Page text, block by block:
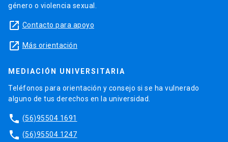
género o violencia sexual.
launch Contacto para apoyo
launch Más orientación
MEDIACIÓN UNIVERSITARIA
Teléfonos para orientación y consejo si se ha vulnerado
alguno de tus derechos en la universidad.
phone (56)95504 1691
phone (56)95504 1247